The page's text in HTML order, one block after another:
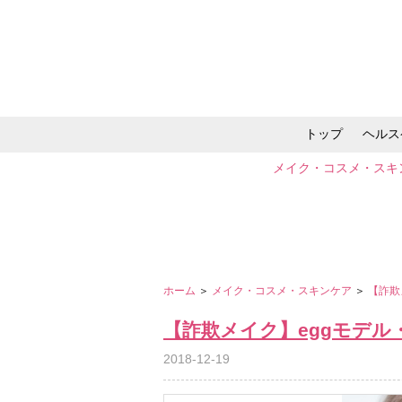
トップ ヘル
メイク・コスメ・ス
ホーム ＞ メイク・コスメ・スキンケア ＞ 【詐
【詐欺メイク】eggモデ
2018-12-19